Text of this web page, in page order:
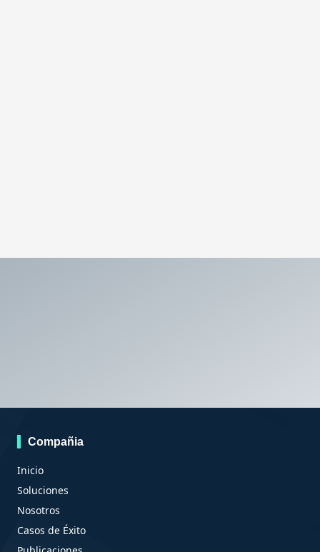
Compañia
Inicio
Soluciones
Nosotros
Casos de Éxito